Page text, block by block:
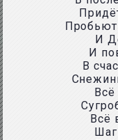
Пробьют
И
И
В
Всё